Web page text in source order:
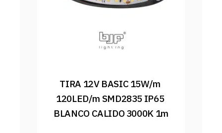
TIRA 12V BASIC 15W/m
120LED/m SMD2835 IP65
BLANCO CALIDO 3000K 1m